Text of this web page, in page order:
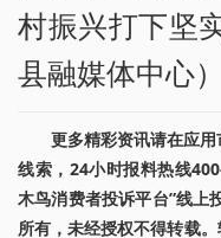
村振兴打下坚
县融媒体中心）
更多精彩资讯请在应
线索，24小时报料热线
木鸟消费者投诉平台”线上
所有，未经授权不得转载